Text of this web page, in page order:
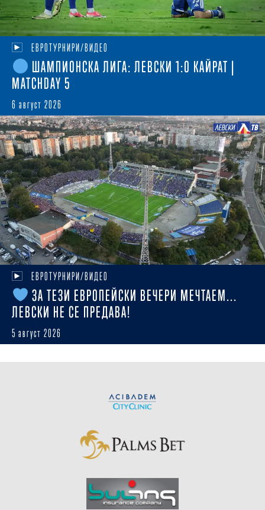
ЕВРОТУРНИРИ/ВИДЕО
ШАМПИОНСКА ЛИГА: ЛЕВСКИ 1:0 КАЙРАТ |
MATCHDAY 5
6 август 2026
ЕВРОТУРНИРИ/ВИДЕО
ЗА ТЕЗИ ЕВРОПЕЙСКИ ВЕЧЕРИ МЕЧТАЕМ...
ЛЕВСКИ НЕ СЕ ПРЕДАВА!
5 август 2026